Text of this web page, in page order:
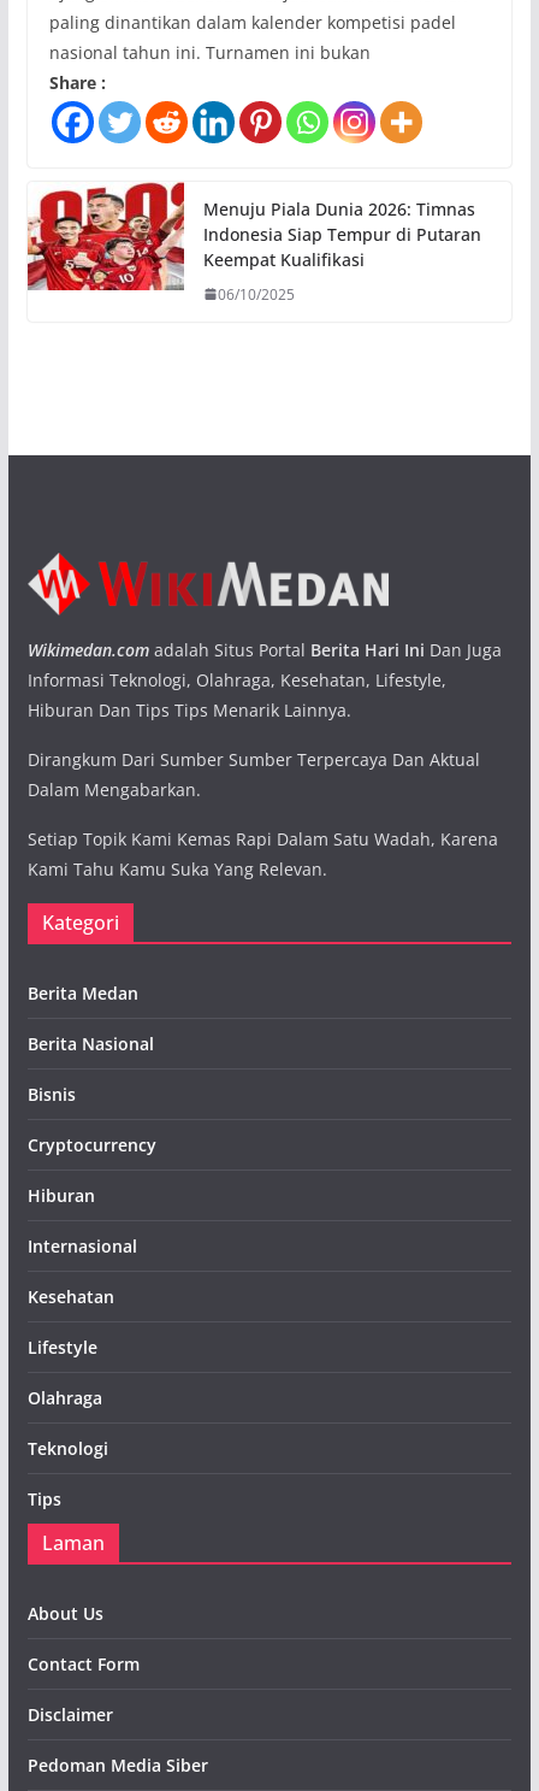
paling dinantikan dalam kalender kompetisi padel
nasional tahun ini. Turnamen ini bukan
Share :
Menuju Piala Dunia 2026: Timnas
Indonesia Siap Tempur di Putaran
Keempat Kualifikasi
06/10/2025
Wikimedan.comadalah Situs Portal Berita Hari Ini Dan Juga
Informasi Teknologi, Olahraga, Kesehatan, Lifestyle,
Hiburan Dan Tips Tips Menarik Lainnya.
Dirangkum Dari Sumber Sumber Terpercaya Dan Aktual
Dalam Mengabarkan.
Setiap Topik Kami Kemas Rapi Dalam Satu Wadah, Karena
Kami Tahu Kamu Suka Yang Relevan.
Kategori
Berita Medan
Berita Nasional
Bisnis
Cryptocurrency
Hiburan
Internasional
Kesehatan
Lifestyle
Olahraga
Teknologi
Tips
Laman
About Us
Contact Form
Disclaimer
Pedoman Media Siber